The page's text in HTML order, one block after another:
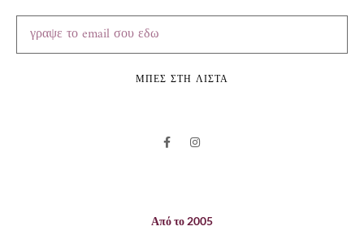
ΜΠΕΣ ΣΤΗ ΛΙΣΤΑ
Από το 2005